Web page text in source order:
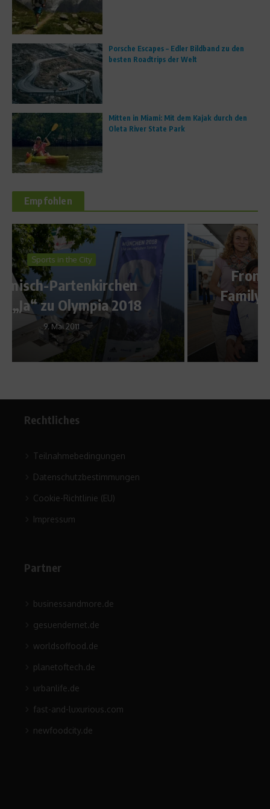
Porsche Escapes – Edler Bildband zu den
besten Roadtrips der Welt
Mitten in Miami: Mit dem Kajak durch den
Oleta River State Park
Empfohlen
Asics
Frontrunner meets ASICS
Family & Friends in Hamburg
und auf Schalke
Rechtliches
Teilnahmebedingungen
Datenschutzbestimmungen
Cookie-Richtlinie (EU)
Impressum
Partner
businessandmore.de
gesuendernet.de
worldsoffood.de
planetoftech.de
urbanlife.de
fast-and-luxurious.com
newfoodcity.de